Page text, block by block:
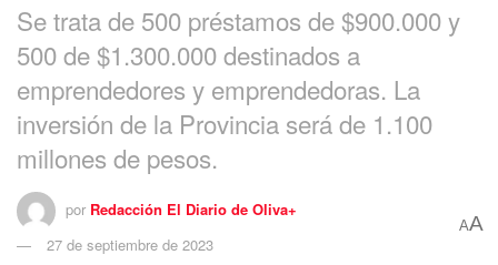
Se trata de 500 préstamos de $900.000 y
500 de $1.300.000 destinados a
emprendedores y emprendedoras. La
inversión de la Provincia será de 1.100
millones de pesos.
por Redacción El Diario de Oliva+
27 de septiembre de 2023
AA